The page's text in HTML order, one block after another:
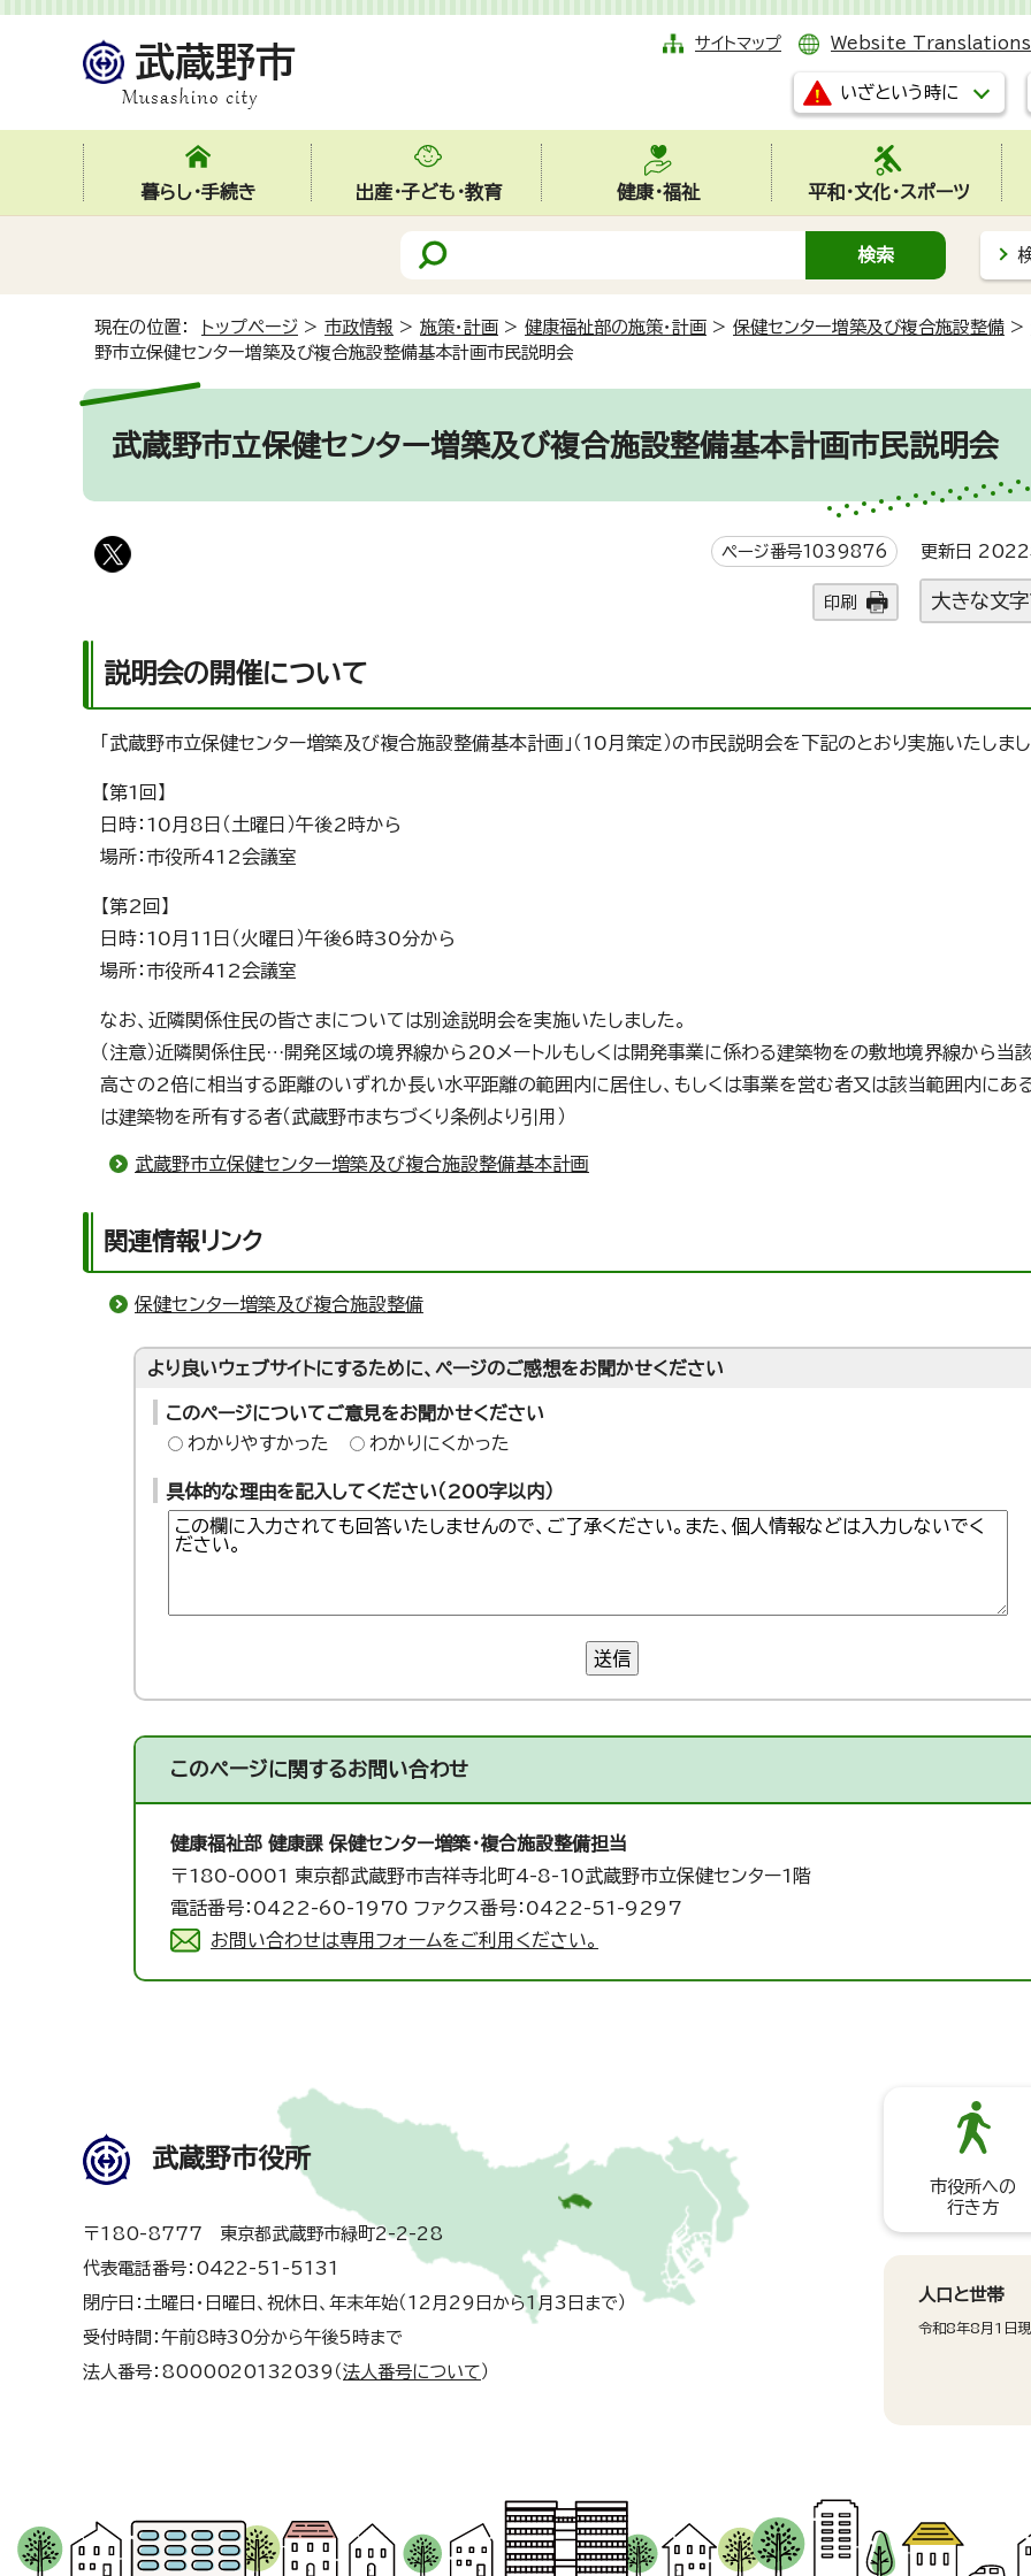
サイトマップ Website Translations
いざという時に
暮らし・手続き 出産・子ども・教育 健康・福祉 平和・文化・スポーツ
現在の位置： トップページ > 市政情報 > 施策・計画 > 健康福祉部の施策・計画 > 保健センター増築及び複合施設整備 >
野市立保健センター増築及び複合施設整備基本計画市民説明会
武蔵野市立保健センター増築及び複合施設整備基本計画市民説明会
ページ番号1039876 更新日 2022
印刷 大きな文字
説明会の開催について
「武蔵野市立保健センター増築及び複合施設整備基本計画」（10月策定）の市民説明会を下記のとおり実施いたしまし
【第1回】
日時：10月8日（土曜日）午後2時から
場所：市役所412会議室
【第2回】
日時：10月11日（火曜日）午後6時30分から
場所：市役所412会議室
なお、近隣関係住民の皆さまについては別途説明会を実施いたしました。
（注意）近隣関係住民…開発区域の境界線から20メートルもしくは開発事業に係わる建築物をの敷地境界線から当
高さの2倍に相当する距離のいずれか長い水平距離の範囲内に居住し、もしくは事業を営む者又は該当範囲内にあ
は建築物を所有する者（武蔵野市まちづくり条例より引用）
武蔵野市立保健センター増築及び複合施設整備基本計画
関連情報リンク
保健センター増築及び複合施設整備
より良いウェブサイトにするために、ページのご感想をお聞かせください
このページについてご意見をお聞かせください
わかりやすかった
わかりにくかった
具体的な理由を記入してください（200字以内）
送信
このページに関するお問い合わせ
健康福祉部 健康課 保健センター増築・複合施設整備担当
〒180-0001 東京都武蔵野市吉祥寺北町4-8-10武蔵野市立保健センター1階
電話番号：0422-60-1970 ファクス番号：0422-51-9297
お問い合わせは専用フォームをご利用ください。
武蔵野市役所
〒180-8777 東京都武蔵野市緑町2-2-28
代表電話番号：0422-51-5131
閉庁日：土曜日・日曜日、祝休日、年末年始（12月29日から1月3日まで）
受付時間：午前8時30分から午後5時まで
法人番号：8000020132039（ 法人番号について ）
市役所への
行き方
人口と世帯
令和8年8月1日